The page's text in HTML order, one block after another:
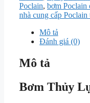
Poclain, bơm Poclain
nhà cung cấp
Mô tả
Đánh giá (0)
Mô tả
Bơm Thủy